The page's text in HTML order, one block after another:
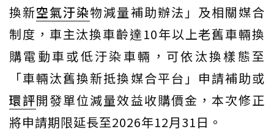
換新空氣汙染物減量補助辦法」及相關媒合
制度，車主汰換車齡達10年以上老舊車輛換
購電動車或低汙染車輛，可依汰換樣態至
「車輛汰舊換新抵換媒合平台」申請補助或
環評開發單位減量效益收購價金，本次修正
將申請期限延長至2026年12月31日。